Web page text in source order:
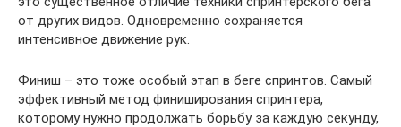
от других видов. Одновременно сохраняется
интенсивное движение рук.
Финиш – это тоже особый этап в беге спринтов. Самый
эффективный метод финиширования спринтера,
которому нужно продолжать борьбу за каждую секунду,